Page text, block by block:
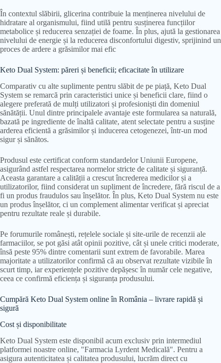
În contextul slăbirii, glicerina contribuie la menținerea nivelului de
hidratare al organismului, fiind utilă pentru susținerea funcțiilor
metabolice și reducerea senzației de foame. În plus, ajută la gestionarea
nivelului de energie și la reducerea disconfortului digestiv, sprijinind un
proces de ardere a grăsimilor mai efic
Keto Dual System: păreri și beneficii; eficacitate în utilizare
Comparativ cu alte suplimente pentru slăbit de pe piață, Keto Dual
System se remarcă prin caracteristici unice și beneficii clare, fiind o
alegere preferată de mulți utilizatori și profesioniști din domeniul
sănătății. Unul dintre principalele avantaje este formularea sa naturală,
bazată pe ingrediente de înaltă calitate, atent selectate pentru a susține
arderea eficientă a grăsimilor și inducerea cetogenezei, într-un mod
sigur și sănătos.
Produsul este certificat conform standardelor Uniunii Europene,
asigurând astfel respectarea normelor stricte de calitate și siguranță.
Aceasta garantare a calității a crescut încrederea medicilor și a
utilizatorilor, fiind considerat un supliment de încredere, fără riscul de a
fi un produs fraudulos sau înșelător. În plus, Keto Dual System nu este
un produs înșelător, ci un complement alimentar verificat și apreciat
pentru rezultate reale și durabile.
Pe forumurile românești, rețelele sociale și site-urile de recenzii ale
farmaciilor, se pot găsi atât opinii pozitive, cât și unele critici moderate,
însă peste 95% dintre comentarii sunt extrem de favorabile. Marea
majoritate a utilizatorilor confirmă că au observat rezultate vizibile în
scurt timp, iar experiențele pozitive depășesc în număr cele negative,
ceea ce confirmă eficiența și siguranța produsului.
Cumpără Keto Dual System online în România – livrare rapidă și
sigură
Cost și disponibilitate
Keto Dual System este disponibil acum exclusiv prin intermediul
platformei noastre online, "Farmacia Lyrdent Medicală". Pentru a
asigura autenticitatea și calitatea produsului, lucrăm direct cu